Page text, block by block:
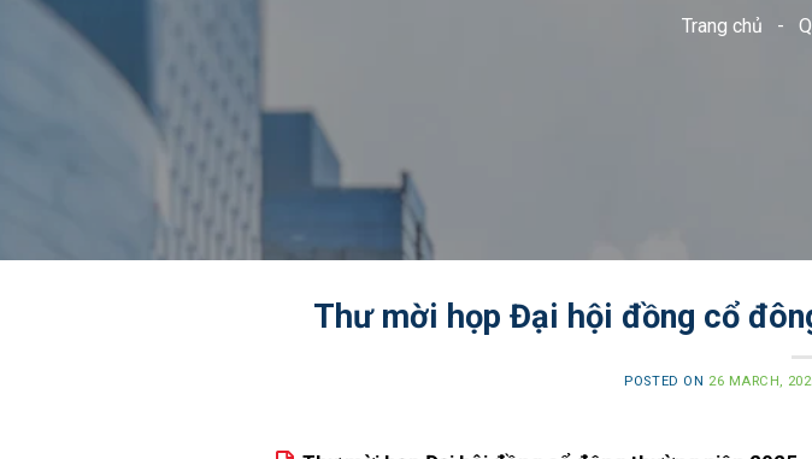
Trang chủ -
Thư mời họp Đại hội đồng cổ
POSTED ON 26 MARCH,